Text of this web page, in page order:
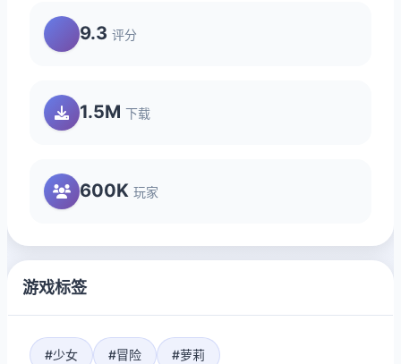
9.3 评分
1.5M 下载
600K 玩家
游戏标签
#少女 #冒险 #萝莉